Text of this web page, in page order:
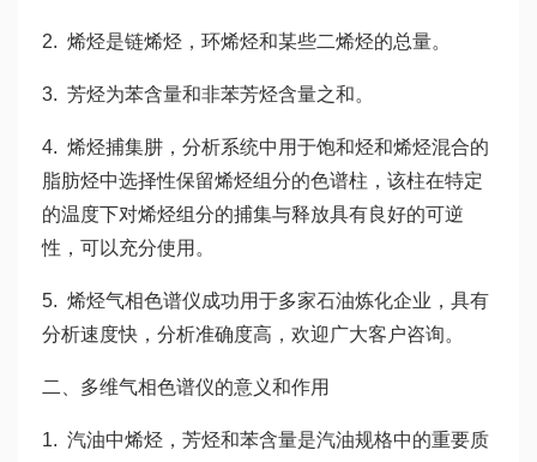
2. 烯烃是链烯烃，环烯烃和某些二烯烃的总量。
3. 芳烃为苯含量和非苯芳烃含量之和。
4. 烯烃捕集肼，分析系统中用于饱和烃和烯烃混合的
脂肪烃中选择性保留烯烃组分的色谱柱，该柱在特定
的温度下对烯烃组分的捕集与释放具有良好的可逆
性，可以充分使用。
5. 烯烃气相色谱仪成功用于多家石油炼化企业，具有
分析速度快，分析准确度高，欢迎广大客户咨询。
二、多维气相色谱仪的意义和作用
1. 汽油中烯烃，芳烃和苯含量是汽油规格中的重要质